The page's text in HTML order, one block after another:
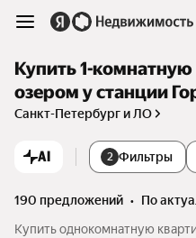
Купить 1-
озером у станции
Санкт-Петербург и ЛО
AI 2 Фильтры
190 предложений •
по
Купить однокомнатную